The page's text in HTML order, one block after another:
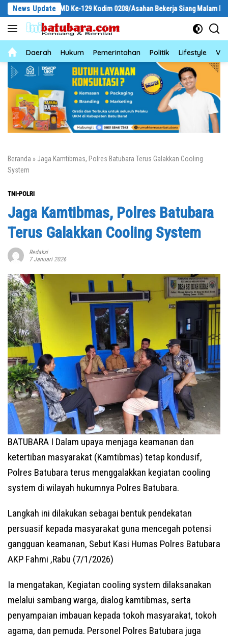
Langsung
konten
News Update
TMMD Ke-129 Kodim 0208/Asahan Bekerja Siang Malam Demi Renovasi
NewsDaerah Hukum Pemerintahan Politik Lifestyle
Beranda » Jaga Kamtibmas, Polres Batubara Terus Galakkan Cooling
System
TNI-POLRI
Jaga Kamtibmas, Polres Batubara
Terus Galakkan Cooling System
Redaksi
7 Januari 2026
BATUBARA I Dalam upaya menjaga keamanan dan
ketertiban masyarakat (Kamtibmas) tetap kondusif,
Polres Batubara terus menggalakkan kegiatan cooling
system di wilayah hukumnya Polres Batubara.
Langkah ini dilakukan sebagai bentuk pendekatan
persuasif kepada masyarakat guna mencegah potensi
gangguan keamanan, Sebut Kasi Humas Polres Batubara
AKP Fahmi ,Rabu (7/1/2026)
Ia mengatakan, Kegiatan cooling system dilaksanakan
melalui sambang warga, dialog kamtibmas, serta
penyampaian imbauan kepada tokoh masyarakat, tokoh
agama, dan pemuda. Personel Polres Batubara juga